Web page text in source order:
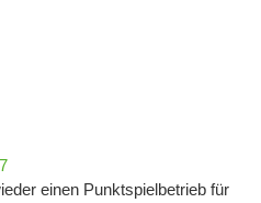
einen Punktspielbetrieb für